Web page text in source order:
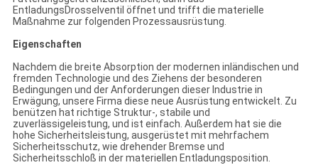
EntladungsDrosselventil öffnet und trifft die materielle
Maßnahme zur folgenden Prozessausrüstung.
Eigenschaften
Nachdem die breite Absorption der modernen inländischen und
fremden Technologie und des Ziehens der besonderen
Bedingungen und der Anforderungen dieser Industrie in
Erwägung, unsere Firma diese neue Ausrüstung entwickelt. Zu
benützen hat richtige Struktur-, stabile und
zuverlässigeleistung, und ist einfach. Außerdem hat sie die
hohe Sicherheitsleistung, ausgerüstet mit mehrfachem
Sicherheitsschutz, wie drehender Bremse und
Sicherheitsschloß in der materiellen Entladungsposition.